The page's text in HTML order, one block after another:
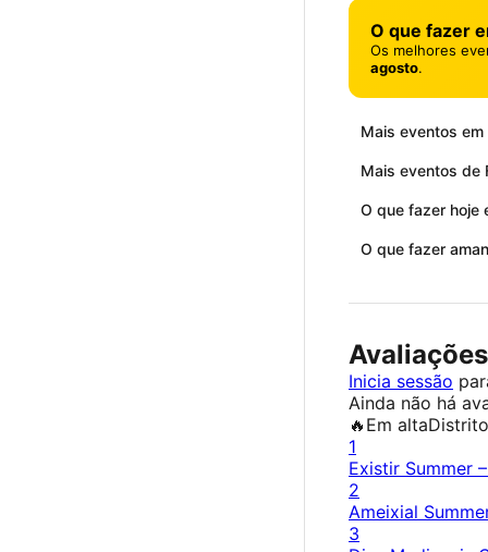
O que fazer
Os melhores
agosto.
Mais eventos em
Mais eventos de
O que fazer hoje
O que fazer
Avaliações
Inicia sessão
Ainda não há
🔥 Em alta
1
Existir Summer
2
Ameixial
3